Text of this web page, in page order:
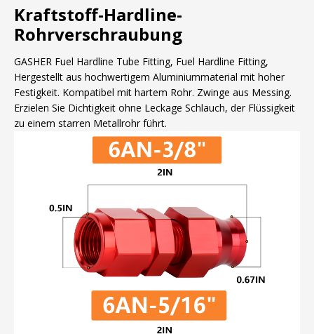
Kraftstoff-Hardline-
Rohrverschraubung
GASHER Fuel Hardline Tube Fitting, Fuel Hardline Fitting,
Hergestellt aus hochwertigem Aluminiummaterial mit hoher
Festigkeit. Kompatibel mit hartem Rohr. Zwinge aus Messing.
Erzielen Sie Dichtigkeit ohne Leckage Schlauch, der Flüssigkeit
zu einem starren Metallrohr führt.